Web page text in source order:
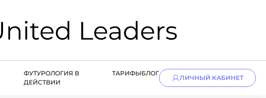
ФУТУРОЛОГИЯ В
ДЕЙСТВИИ
ТАРИФЫБЛОГ
ЛИЧНЫЙ КАБИНЕТ